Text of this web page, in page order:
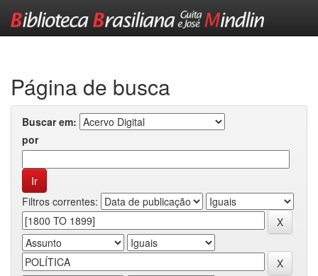
Página de busca
Buscar em:
por
Filtros correntes: